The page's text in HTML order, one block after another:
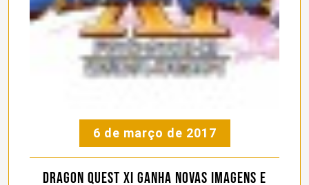
6 de março de 2017
Dragon Quest XI ganha novas imagens e